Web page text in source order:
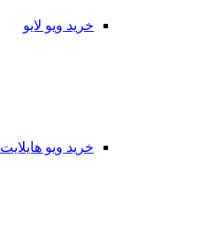
خرید ویو لایو
خرید ویو هایلایت